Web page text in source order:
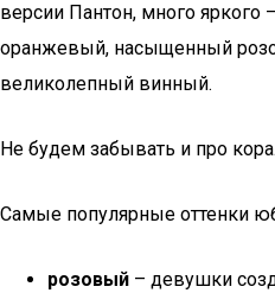
версии Пантон, много
оранжевый, насыщенный
великолепный винный.
Не будем забывать и про
Самые популярные оттенки
розовый – девушки